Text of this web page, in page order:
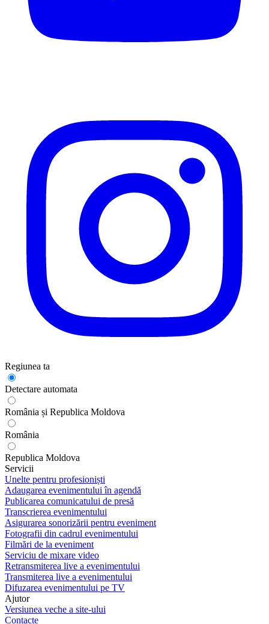
Regiunea ta
Detectare automata
România și Republica Moldova
România
Republica Moldova
Servicii
Unelte pentru profesioniști
Adaugarea evenimentului în agendă
Publicarea comunicatului de presă
Transcrierea evenimentului
Asigurarea sonorizării pentru eveniment
Fotografii din cadrul evenimentului
Filmări de la eveniment
Serviciu de mixare video
Retransmiterea live a evenimentului
Transmiterea live a evenimentului
Difuzarea evenimentului pe TV
Ajutor
Versiunea veche a site-ului
Contacte